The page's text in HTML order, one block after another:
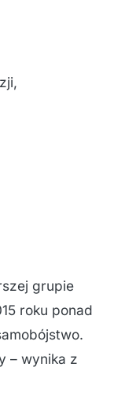
grupie
roku ponad
– wynika z